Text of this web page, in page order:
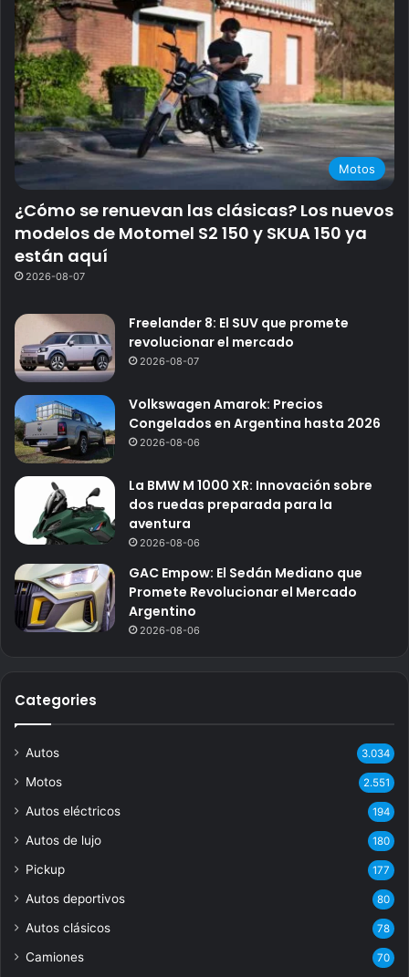
Motos
¿Cómo se renuevan las clásicas? Los nuevos
modelos de Motomel S2 150 y SKUA 150 ya
están aquí
2026-08-07
Freelander 8: El SUV que promete
revolucionar el mercado
2026-08-07
Volkswagen Amarok: Precios
Congelados en Argentina hasta 2026
2026-08-06
La BMW M 1000 XR: Innovación sobre
dos ruedas preparada para la
aventura
2026-08-06
GAC Empow: El Sedán Mediano que
Promete Revolucionar el Mercado
Argentino
2026-08-06
Categories
Autos 3.034
Motos 2.551
Autos eléctricos 194
Autos de lujo 180
Pickup 177
Autos deportivos 80
Autos clásicos 78
Camiones 70